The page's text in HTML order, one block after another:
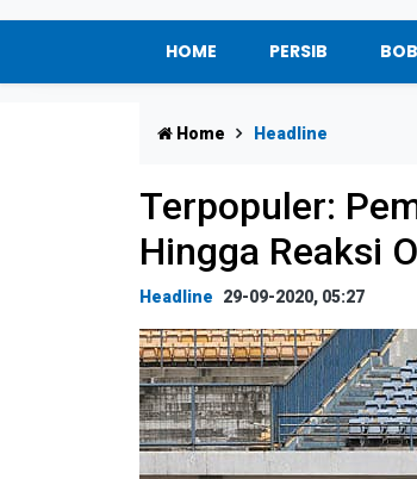
HOME PERSIB
Home Headline
Terpopuler:
Hingga Reaksi
Headline 29-09-2020, 05:27